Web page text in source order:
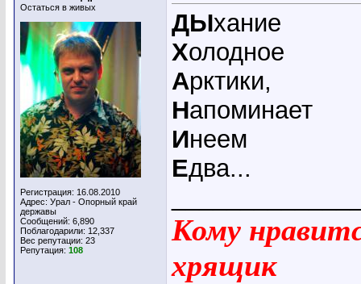
Остаться в живых
Регистрация: 16.08.2010
Адрес: Урал - Опорный край
державы
Сообщений: 6,890
Поблагодарили: 12,337
Вес репутации: 23
Репутация: 108
ДЫхание
Холодное
Арктики,
Напоминает
Инеем
Едва...
Кому
хрящик